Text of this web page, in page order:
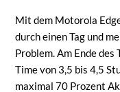
Mit dem Motorola
durch einen Tag und
Problem. Am Ende des
Time von 3,5 bis 4,5
maximal 70 Prozent